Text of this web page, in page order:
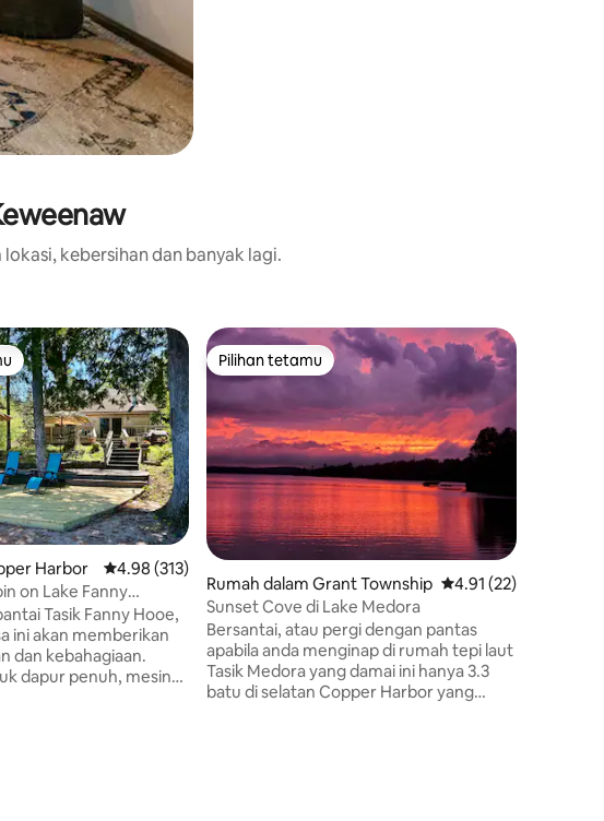
kebersihan dan banyak lagi.
5, 51 ulasan
Harbor Penarafan purata 4.98 daripada 5, 313 ulasan
4.98 (313)
on Lake Fanny
Tahun~
Tasik Fanny Hooe,
ini akan memberikan
dan kebahagiaan.
dapur penuh, mesin
Pilihan tetamu
Pilihan tetamu
Rumah dalam Grant Township Penarafan purata
4.91 (22)
Sunset Cove di Lake Medora
Bersantai, atau pergi dengan pantas
apabila anda menginap di rumah tepi laut
Tasik Medora yang damai ini hanya 3.3
batu di selatan Copper Harbor yang